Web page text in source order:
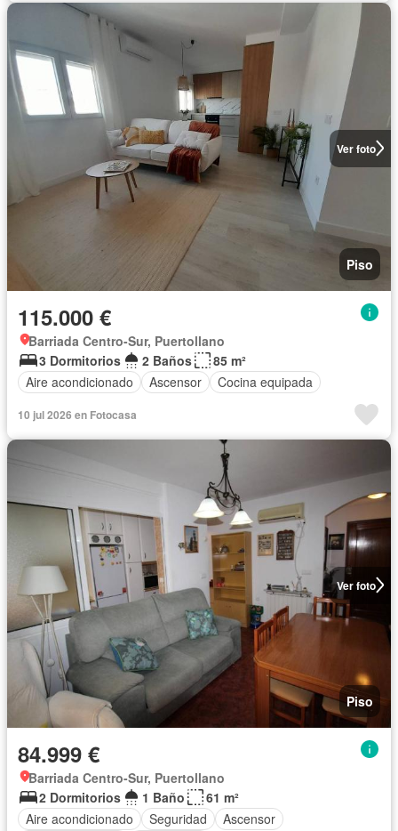
Ver foto
Piso
115.000 €
Barriada Centro-Sur, Puertollano
3 Dormitorios
2 Baños
85 m²
Aire acondicionado
Ascensor Cocina equipada
10 jul 2026 en Fotocasa
Ver foto
Piso
84.999 €
Barriada Centro-Sur, Puertollano
2 Dormitorios
1 Baño
61 m²
Aire acondicionado
Seguridad
Ascensor